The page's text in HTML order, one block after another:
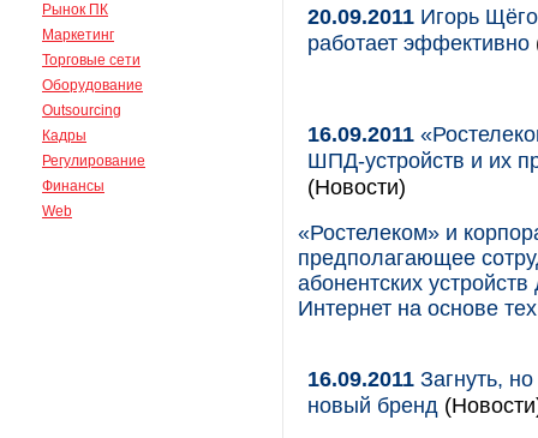
Рынок ПК
Маркетинг
Торговые сети
Оборудование
Outsourcing
Кадры
Регулирование
Финансы
Web
20.09.2011 Игорь
работает эффективно
16.09.2011
ШПД-устройств и их
(Новости)
«Ростелеком» и
предполагающее
абонентских
Интернет на основе
16.09.2011 Загнуть,
новый бренд